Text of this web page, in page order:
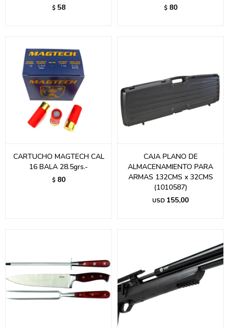
$ 58 $ 80
CARTUCHO MAGTECH CAL
16 BALA 28.5grs.-
$ 80
CAJA PLANO DE
ALMACENAMIENTO PARA
ARMAS 132CMS x 32CMS
(1010587)
USD 155,00